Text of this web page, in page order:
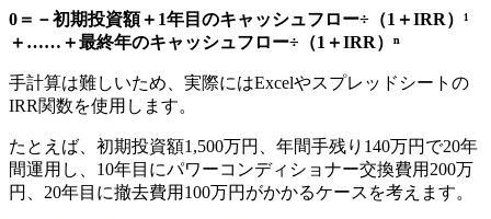
0＝－初期投資額＋1年目のキャッシュフロー÷（1＋IRR）¹
＋……＋最終年のキャッシュフロー÷（1＋IRR）ⁿ
手計算は難しいため、実際にはExcelやスプレッドシートの
IRR関数を使用します。
たとえば、初期投資額1,500万円、年間手残り140万円で20年
間運用し、10年目にパワーコンディショナー交換費用200万
円、20年目に撤去費用100万円がかかるケースを考えます。